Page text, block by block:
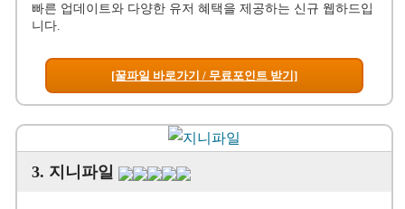
빠른 업데이트와 다양한 유저 혜택을 제공하는 신규 웹하드입
니다.
[꿀파일 바로가기 / 무료포인트 받기]
3. 지니파일